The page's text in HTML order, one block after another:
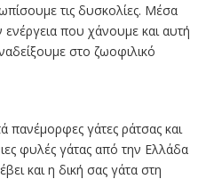
τις δυσκολίες. Μέσα
ενέργεια που χάνουμε και αυτή
στο ζωοφιλικό
πανέμορφες γάτες ράτσας και
φυλές γάτας από την Ελλάδα
και η δική σας γάτα στη